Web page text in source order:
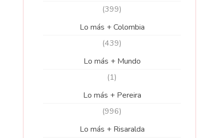
(399)
Lo más + Colombia
(439)
Lo más + Mundo
(1)
Lo más + Pereira
(996)
Lo más + Risaralda